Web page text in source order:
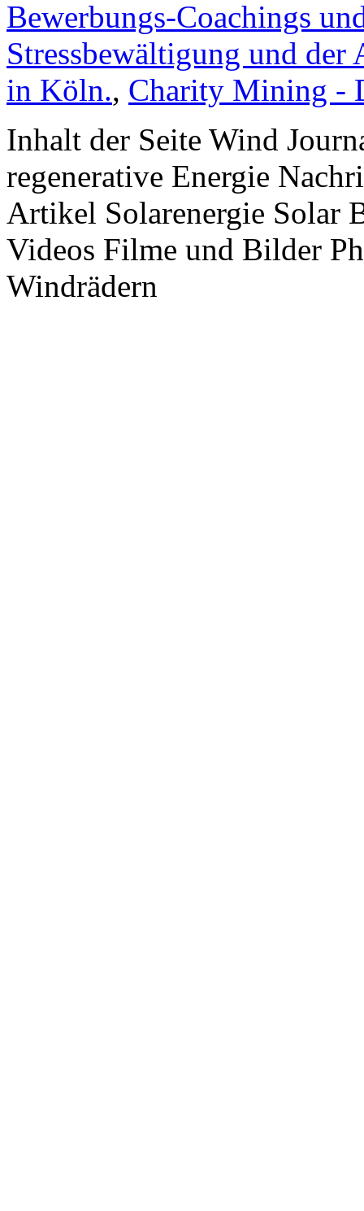
Bewerbungs-Coachings
Stressbewältigung und
in Köln., Charity Mining -
Inhalt der Seite Wind
regenerative Energie
Artikel Solarenergie Solar
Videos Filme und Bilder
Windrädern